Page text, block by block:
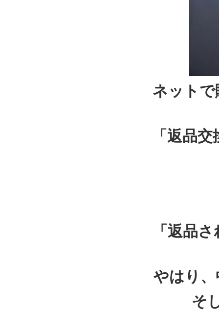
ネット
「返品
「返品
やはり
そ